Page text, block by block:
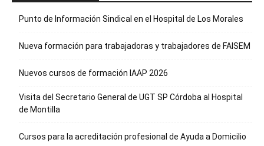
Punto de Información Sindical en el Hospital de Los Morales
Nueva formación para trabajadoras y trabajadores de FAISEM
Nuevos cursos de formación IAAP 2026
Visita del Secretario General de UGT SP Córdoba al Hospital
de Montilla
Cursos para la acreditación profesional de Ayuda a Domicilio